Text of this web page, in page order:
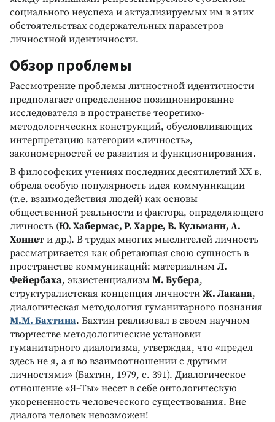
социального неуспеха и актуализируемых им в этих
обстоятельствах содержательных параметров
личностной идентичности.
Обзор проблемы
Рассмотрение проблемы личностной идентичности
предполагает определенное позиционирование
исследователя в пространстве теоретико-
методологических конструкций, обусловливающих
интерпретацию категории «личность»,
закономерностей ее развития и функционирования.
В философских учениях последних десятилетий XX в.
обрела особую популярность идея коммуникации
(т.е. взаимодействия людей) как основы
общественной реальности и фактора, определяющего
личность (Ю. Хабермас, Р. Харре, В. Кульманн, А.
Хоннет и др.). В трудах многих мыслителей личность
рассматривается как обретающая свою сущность в
пространстве коммуникаций: материализм Л.
Фейербаха, экзистенциализм М. Бубера,
структуралистская концепция личности Ж. Лакана,
диалогическая методология гуманитарного познания
М.М. Бахтина. Бахтин реализовал в своем научном
творчестве методологические установки
гуманитарного диалогизма, утверждая, что «предел
здесь не я, а я во взаимоотношении с другими
личностями» (Бахтин, 1979, с. 391). Диалогическое
отношение «Я–Ты» несет в себе онтологическую
укорененность человеческого существования. Вне
диалога человек невозможен!